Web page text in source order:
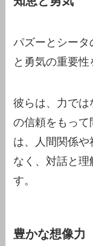
パズーとシー
と勇気の重要性
彼らは、力で
の信頼をもって
は、人間関係
なく、対話と理
す。
豊かな想像力